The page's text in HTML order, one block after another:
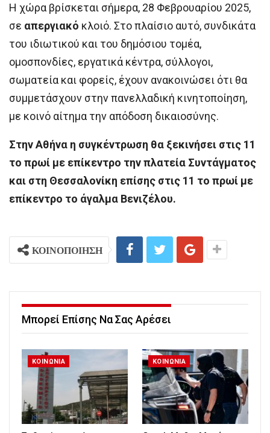
Η χώρα βρίσκεται σήμερα, 28 Φεβρουαρίου 2025,
σε απεργιακό κλοιό. Στο πλαίσιο αυτό, συνδικάτα
του ιδιωτικού και του δημόσιου τομέα,
ομοσπονδίες, εργατικά κέντρα, σύλλογοι,
σωματεία και φορείς, έχουν ανακοινώσει ότι θα
συμμετάσχουν στην πανελλαδική κινητοποίηση,
με κοινό αίτημα την απόδοση δικαιοσύνης.
Στην Αθήνα η συγκέντρωση θα ξεκινήσει στις 11
το πρωί με επίκεντρο την πλατεία Συντάγματος
και στη Θεσσαλονίκη επίσης στις 11 το πρωί με
επίκεντρο το άγαλμα Βενιζέλου.
ΚΟΙΝΟΠΟΙΗΣΗ
Μπορεί Επίσης Να Σας Αρέσει
ΚΟΙΝΩΝΙΑ ΚΟΙΝΩΝΙΑ